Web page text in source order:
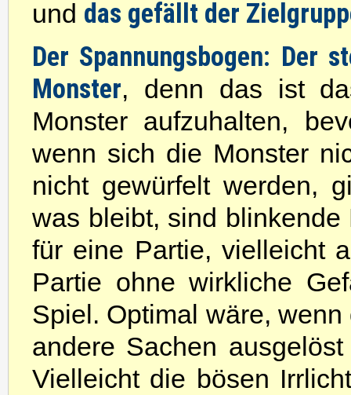
und das gefällt der
Der Spannungsbogen: Der
Monster, denn das ist
Monster aufzuhalten,
wenn sich die Monster
nicht gewürfelt werden,
was bleibt, sind
für eine Partie, vielleicht
Partie ohne wirkliche
Spiel. Optimal wäre,
andere Sachen
Vielleicht die bösen